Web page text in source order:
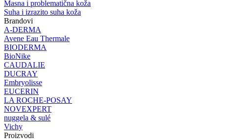
Masna i problematična koža
Suha i izrazito suha koža
Brandovi
A-DERMA
Avene Eau Thermale
BIODERMA
BioNike
CAUDALIE
DUCRAY
Embryolisse
EUCERIN
LA ROCHE-POSAY
NOVEXPERT
nuggela & sulé
Vichy
Proizvodi